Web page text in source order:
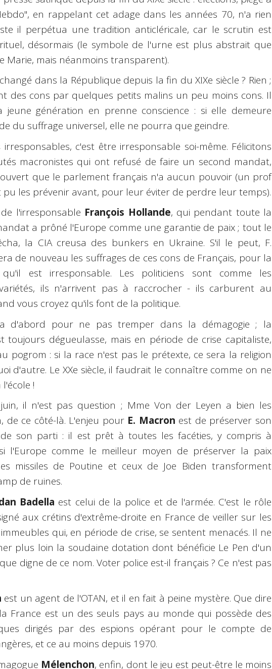
en rappelant cet adage dans les années 70, n'a rien
il perpétua une tradition anticléricale, car le scrutin est
désormais (le symbole de l'urne est plus abstrait que
Marie, mais néanmoins transparent).
dans la République depuis la fin du XIXe siècle ? Rien ;
des cons par quelques petits malins un peu moins cons. Il
génération en prenne conscience : si elle demeure
du suffrage universel, elle ne pourra que geindre.
c'est être irresponsable soi-même. Félicitons
macronistes qui ont refusé de faire un second mandat,
que le parlement français n'a aucun pouvoir (un prof
pu les prévenir avant, pour leur éviter de perdre leur temps).
l'irresponsable François Hollande, qui pendant toute la
a prôné l'Europe comme une garantie de paix ; tout le
la CIA creusa des bunkers en Ukraine. S'il le peut, F.
de nouveau les suffrages de ces cons de Français, pour la
est irresponsable. Les politiciens sont comme les
ils n'arrivent pas à raccrocher - ils carburent au
vous croyez qu'ils font de la politique.
d'abord pour ne pas tremper dans la démagogie ; la
toujours dégueulasse, mais en période de crise capitaliste,
pogrom : si la race n'est pas le prétexte, ce sera la religion
d'autre. Le XXe siècle, il faudrait le connaître comme on ne
!
il n'est pas question ; Mme Von der Leyen a bien les
de ce côté-là. L'enjeu pour E. Macron est de préserver son
son parti : il est prêt à toutes les facéties, y compris à
l'Europe comme le meilleur moyen de préserver la paix
missiles de Poutine et ceux de Joe Biden transforment
de ruines.
Badella est celui de la police et de l'armée. C'est le rôle
aux crétins d'extrême-droite en France de veiller sur les
qui, en période de crise, se sentent menacés. Il ne
plus loin la soudaine dotation dont bénéficie Le Pen d'un
digne de ce nom. Voter police est-il français ? Ce n'est pas
est un agent de l'OTAN, et il en fait à peine mystère. Que dire
France est un des seuls pays au monde qui possède des
dirigés par des espions opérant pour le compte de
et ce au moins depuis 1970.
Mélenchon, enfin, dont le jeu est peut-être le moins